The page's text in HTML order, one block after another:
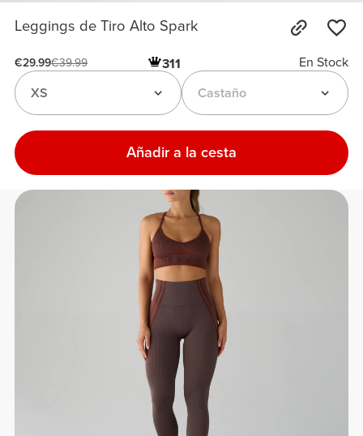
Leggings de Tiro Alto Spark
€29.99€39.99 311
En Stock
Castaño
XS
Añadir a la cesta